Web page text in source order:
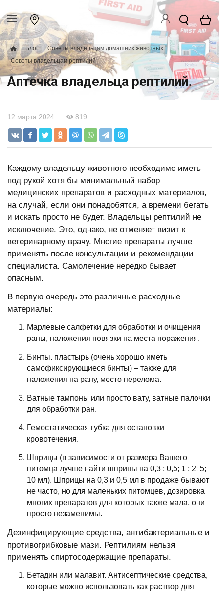
Блог
Советы владельцам домашних животных
Советы владельцам рептилий
Аптечка владельца рептилий.
12 марта 2024 819
Каждому владельцу животного необходимо иметь
под рукой хотя бы минимальный набор
медицинских препаратов и расходных материалов,
на случай, если они понадобятся, а времени бегать
и искать просто не будет. Владельцы рептилий не
исключение. Это, однако, не отменяет визит к
ветеринарному врачу. Многие препараты лучше
применять после консультации и рекомендации
специалиста. Самолечение нередко бывает
опасным.
В первую очередь это различные расходные
материалы:
Марлевые салфетки для обработки и очищения
раны, наложения повязки на места поражения.
Бинты, пластырь (очень хорошо иметь
самофиксирующиеся бинты) – также для
наложения на рану, место перелома.
Ватные тампоны или просто вату, ватные палочки
для обработки ран.
Гемостатическая губка для остановки
кровотечения.
Шприцы (в зависимости от размера Вашего
питомца лучше найти шприцы на 0,3 ; 0,5; 1 ; 2; 5;
10 мл). Шприцы на 0,3 и 0,5 мл в продаже бывают
не часто, но для маленьких питомцев, дозировка
многих препаратов для которых также мала, они
просто незаменимы.
Дезинфицирующие средства, антибактериальные и
противогрибковые мази. Рептилиям нельзя
применять спиртосодержащие препараты.
Бетадин или малавит. Антисептические средства,
которые можно использовать как раствор для